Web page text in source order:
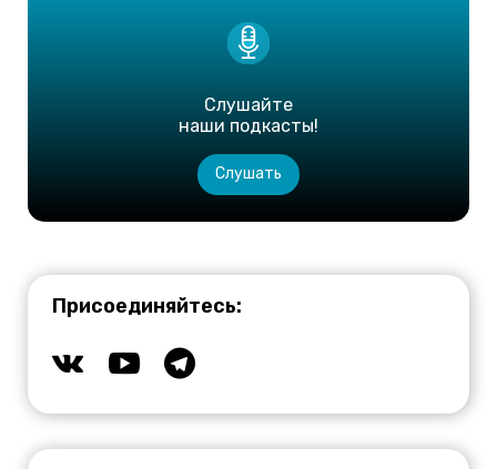
Слушайте
наши подкасты!
Слушать
Присоединяйтесь: